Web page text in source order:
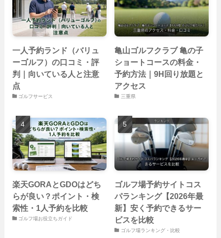
一人予約ランド（バリュ
ーゴルフ）の口コミ・評
判｜向いている人と注意
点
ゴルフサービス
亀山ゴルフクラブ 亀の子
ショートコースの料金・
予約方法｜9H回り放題と
アクセス
三重県
楽天GORAとGDOはどち
らが良い？ポイント・検
索性・1人予約を比較
ゴルフ場お役立ちガイド
ゴルフ場予約サイトコス
パランキング【2026年最
新】安く予約できるサー
ビスを比較
ゴルフ場ランキング・比較